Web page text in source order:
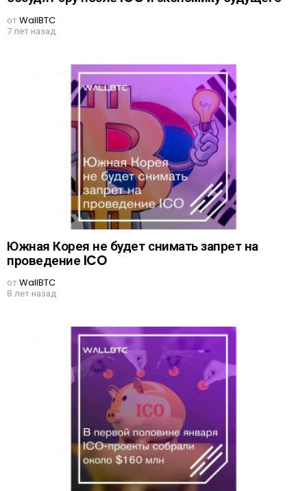
отWallBTC
7 лет назад
Южная Корея не будет снимать запрет на
проведение ICO
отWallBTC
8 лет назад